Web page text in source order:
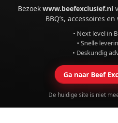
Bezoekwww.beefexclusief.nl
BBQ’s, accessoires
• Next level in
• Snelle
• Deskundig
Ga naar Beef
De huidige site is niet